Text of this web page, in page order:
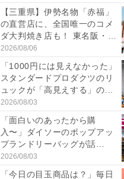
【三重県】伊勢名物「赤福」
の直営店に、全国唯一のコメ
ダ大判焼き店も！ 東名阪・
伊...
2026/08/06
「1000円には見えなかった」
スタンダードプロダクツのリ
ュックが「高見えする」の...
2026/08/03
「面白いのあったから購
入〜」ダイソーのポップアッ
プランドリーバッグが話
題。“さま...
2026/08/03
「今日の目玉商品は？」毎日